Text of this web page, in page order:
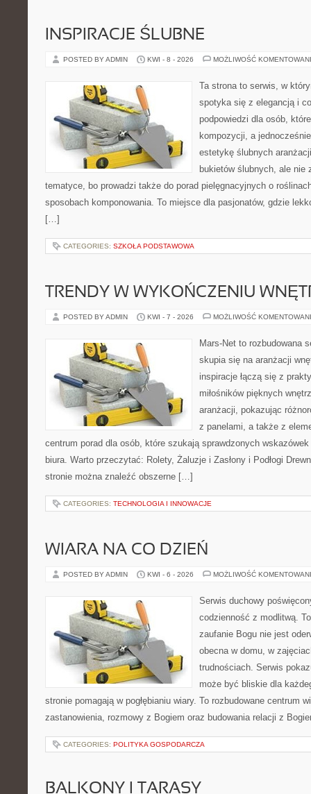
INSPIRACJE ŚLUBNE
POSTED BY ADMIN KWI - 8 - 2026 MOŻLIWOŚĆ
Ta strona to serwis, w
spotyka się z elegancją i
podpowiedzi dla osób,
kompozycji, a
estetykę ślubnych
bukietów ślubnych, ale nie
tematyce, bo prowadzi także do porad pielęgnacyjnych o
sposobach komponowania. To miejsce dla pasjonatów, gdzie
[…]
CATEGORIES: SZKOŁA PODSTAWOWA
TRENDY W WYKOŃCZENIU
POSTED BY ADMIN KWI - 7 - 2026 MOŻLIWOŚĆ
Mars-Net to rozbudowana
skupia się na aranżacji
inspiracje łączą się z
miłośników pięknych
aranżacji, pokazując
z panelami, a także z
centrum porad dla osób, które szukają sprawdzonych
biura. Warto przeczytać: Rolety, Żaluzje i Zasłony i Podłogi
stronie można znaleźć obszerne […]
CATEGORIES: TECHNOLOGIA I INNOWACJE
WIARA NA CO DZIEŃ
POSTED BY ADMIN KWI - 6 - 2026 MOŻLIWOŚĆ
Serwis duchowy
codzienność z modlitwą.
zaufanie Bogu nie jest
obecna w domu, w
trudnościach. Serwis
może być bliskie dla
stronie pomagają w pogłębianiu wiary. To rozbudowane centrum
zastanowienia, rozmowy z Bogiem oraz budowania relacji z
CATEGORIES: POLITYKA GOSPODARCZA
BALKONY I TARASY